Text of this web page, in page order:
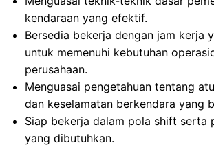
kendaraan yang efektif.
Bersedia bekerja dengan jam kerja
untuk memenuhi kebutuhan
perusahaan.
Menguasai pengetahuan tentang
dan keselamatan berkendara yang
Siap bekerja dalam pola shift serta
yang dibutuhkan.